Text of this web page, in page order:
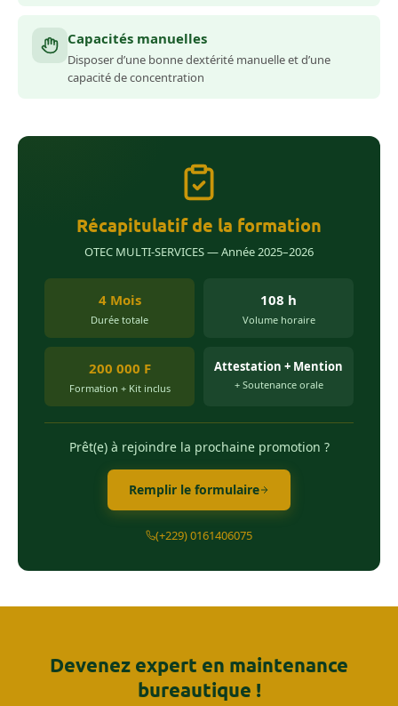
Capacités manuelles
Disposer d’une bonne dextérité manuelle et d’une
capacité de concentration
Récapitulatif de la formation
OTEC MULTI-SERVICES — Année 2025–2026
4 Mois
Durée totale
108 h
Volume horaire
200 000 F
Formation + Kit inclus
Attestation + Mention
+ Soutenance orale
Prêt(e) à rejoindre la prochaine promotion ?
Remplir le formulaire
(+229) 0161406075
Devenez expert en maintenance
bureautique !